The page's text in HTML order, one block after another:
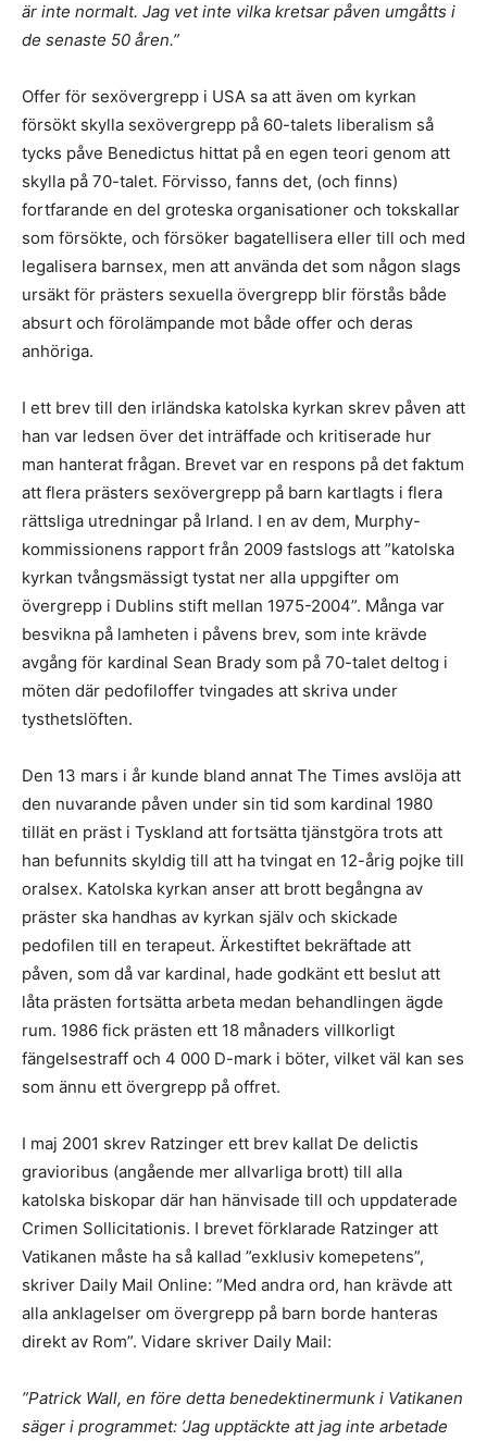
är inte normalt. Jag vet inte vilka kretsar påven umgåtts i
de senaste 50 åren.”
Offer för sexövergrepp i USA sa att även om kyrkan
försökt skylla sexövergrepp på 60-talets liberalism så
tycks påve Benedictus hittat på en egen teori genom att
skylla på 70-talet. Förvisso, fanns det, (och finns)
fortfarande en del groteska organisationer och tokskallar
som försökte, och försöker bagatellisera eller till och med
legalisera barnsex, men att använda det som någon slags
ursäkt för prästers sexuella övergrepp blir förstås både
absurt och förolämpande mot både offer och deras
anhöriga.
I ett brev till den irländska katolska kyrkan skrev påven att
han var ledsen över det inträffade och kritiserade hur
man hanterat frågan. Brevet var en respons på det faktum
att flera prästers sexövergrepp på barn kartlagts i flera
rättsliga utredningar på Irland. I en av dem, Murphy-
kommissionens rapport från 2009 fastslogs att ”katolska
kyrkan tvångsmässigt tystat ner alla uppgifter om
övergrepp i Dublins stift mellan 1975-2004”. Många var
besvikna på lamheten i påvens brev, som inte krävde
avgång för kardinal Sean Brady som på 70-talet deltog i
möten där pedofiloffer tvingades att skriva under
tysthetslöften.
Den 13 mars i år kunde bland annat The Times avslöja att
den nuvarande påven under sin tid som kardinal 1980
tillät en präst i Tyskland att fortsätta tjänstgöra trots att
han befunnits skyldig till att ha tvingat en 12-årig pojke till
oralsex. Katolska kyrkan anser att brott begångna av
präster ska handhas av kyrkan själv och skickade
pedofilen till en terapeut. Ärkestiftet bekräftade att
påven, som då var kardinal, hade godkänt ett beslut att
låta prästen fortsätta arbeta medan behandlingen ägde
rum. 1986 fick prästen ett 18 månaders villkorligt
fängelsestraff och 4 000 D-mark i böter, vilket väl kan ses
som ännu ett övergrepp på offret.
I maj 2001 skrev Ratzinger ett brev kallat De delictis
gravioribus (angående mer allvarliga brott) till alla
katolska biskopar där han hänvisade till och uppdaterade
Crimen Sollicitationis. I brevet förklarade Ratzinger att
Vatikanen måste ha så kallad ”exklusiv komepetens”,
skriver Daily Mail Online: ”Med andra ord, han krävde att
alla anklagelser om övergrepp på barn borde hanteras
direkt av Rom”. Vidare skriver Daily Mail:
”Patrick Wall, en före detta benedektinermunk i Vatikanen
säger i programmet: ’Jag upptäckte att jag inte arbetade